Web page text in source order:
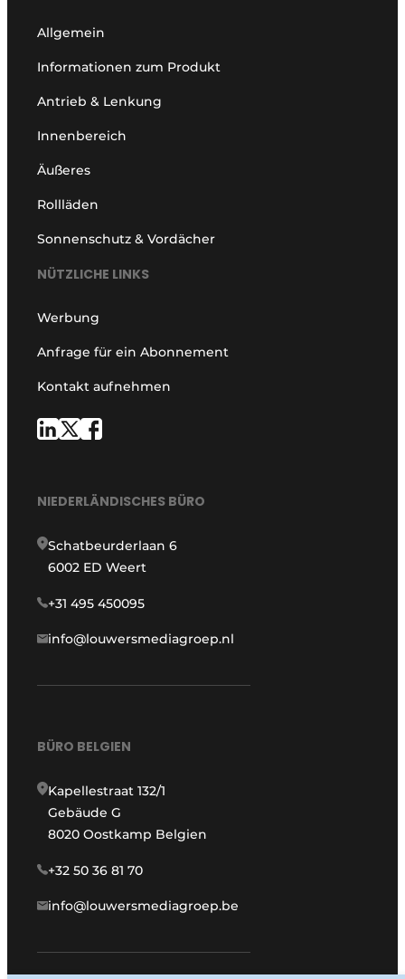
Allgemein
Informationen zum Produkt
Antrieb & Lenkung
Innenbereich
Äußeres
Rollläden
Sonnenschutz & Vordächer
NÜTZLICHE LINKS
Werbung
Anfrage für ein Abonnement
Kontakt aufnehmen
NIEDERLÄNDISCHES BÜRO
Schatbeurderlaan 6
6002 ED Weert
+31 495 450095
info@louwersmediagroep.nl
BÜRO BELGIEN
Kapellestraat 132/1
Gebäude G
8020 Oostkamp Belgien
+32 50 36 81 70
info@louwersmediagroep.be